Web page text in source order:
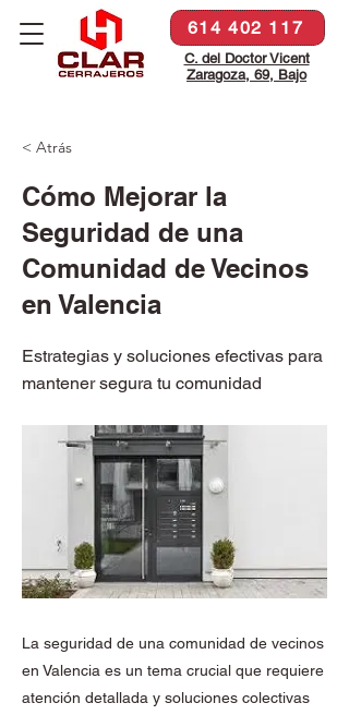
614 402 117
C. del Doctor Vicent
Zaragoza, 69, Bajo
< Atrás
Cómo Mejorar la
Seguridad de una
Comunidad de Vecinos
en Valencia
Estrategias y soluciones efectivas para
mantener segura tu comunidad
La seguridad de una comunidad de vecinos
en Valencia es un tema crucial que requiere
atención detallada y soluciones colectivas